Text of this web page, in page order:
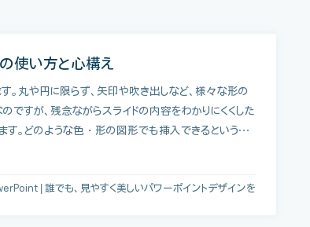
使い方と心構え
。丸や円に限らず、矢印や吹き出しなど、様々な形の
すが、残念ながらスライドの内容をわかりにくくした
す。どのような色・形の図形でも挿入できるという…
| 誰でも、見やすく美しいパワーポイントデザインを